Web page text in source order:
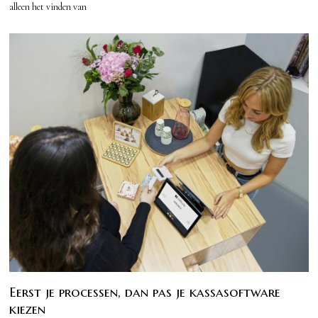
alleen het vinden van
Eerst je processen, dan pas je kassasoftware
kiezen